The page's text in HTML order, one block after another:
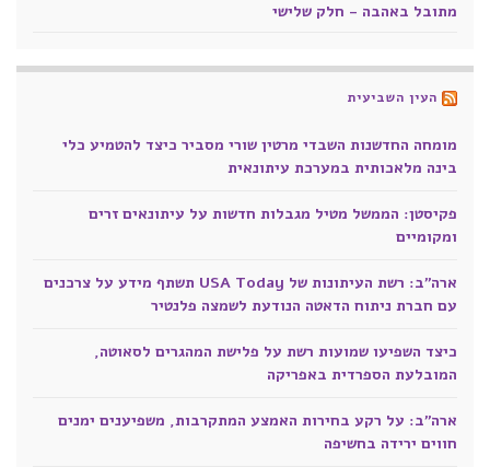
מתובל באהבה - חלק שלישי
העין השביעית
מומחה החדשנות השבדי מרטין שורי מסביר כיצד להטמיע כלי
בינה מלאכותית במערכת עיתונאית
פקיסטן: הממשל מטיל מגבלות חדשות על עיתונאים זרים
ומקומיים
ארה"ב: רשת העיתונות של USA Today תשתף מידע על צרכנים
עם חברת ניתוח הדאטה הנודעת לשמצה פלנטיר
כיצד השפיעו שמועות רשת על פלישת המהגרים לסאוטה,
המובלעת הספרדית באפריקה
ארה"ב: על רקע בחירות האמצע המתקרבות, משפיענים ימנים
חווים ירידה בחשיפה